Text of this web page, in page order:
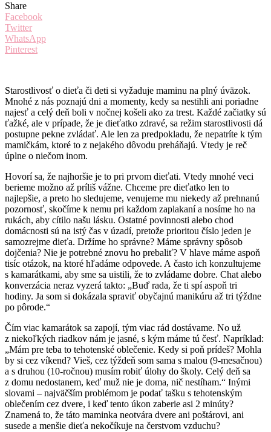
Share
Facebook
Twitter
WhatsApp
Pinterest
Starostlivosť o dieťa či deti si vyžaduje maminu na plný úväzok.
Mnohé z nás poznajú dni a momenty, kedy sa nestihli ani poriadne
najesť a celý deň boli v nočnej košeli ako za trest. Každé začiatky sú
ťažké, ale v prípade, že je dieťatko zdravé, sa režim starostlivosti dá
postupne pekne zvládať. Ale len za predpokladu, že nepatríte k tým
mamičkám, ktoré to z nejakého dôvodu preháňajú. Vtedy je reč
úplne o niečom inom.
Hovorí sa, že najhoršie je to pri prvom dieťati. Vtedy mnohé veci
berieme možno až príliš vážne. Chceme pre dieťatko len to
najlepšie, a preto ho sledujeme, venujeme mu niekedy až prehnanú
pozornosť, skočíme k nemu pri každom zaplakaní a nosíme ho na
rukách, aby cítilo našu lásku. Ostatné povinnosti alebo chod
domácnosti sú na istý čas v úzadí, pretože prioritou číslo jeden je
samozrejme dieťa. Držíme ho správne? Máme správny spôsob
dojčenia? Nie je potrebné znovu ho prebaliť? V hlave máme aspoň
tisíc otázok, na ktoré hľadáme odpovede. A často ich konzultujeme
s kamarátkami, aby sme sa uistili, že to zvládame dobre. Chat alebo
konverzácia neraz vyzerá takto: „Buď rada, že ti spí aspoň tri
hodiny. Ja som si dokázala spraviť obyčajnú manikúru až tri týždne
po pôrode.“
Čím viac kamarátok sa zapojí, tým viac rád dostávame. No už
z niekoľkých riadkov nám je jasné, s kým máme tú česť. Napríklad:
„Mám pre teba to tehotenské oblečenie. Kedy si poň prídeš? Mohla
by si cez víkend? Vieš, cez týždeň som sama s malou (9-mesačnou)
a s druhou (10-ročnou) musím robiť úlohy do školy. Celý deň sa
z domu nedostanem, keď muž nie je doma, nič nestíham.“ Inými
slovami – najväčším problémom je podať tašku s tehotenským
oblečením cez dvere, i keď tento úkon zaberie asi 2 minúty?
Znamená to, že táto maminka neotvára dvere ani poštárovi, ani
susede a menšie dieťa nekočíkuje na čerstvom vzduchu?